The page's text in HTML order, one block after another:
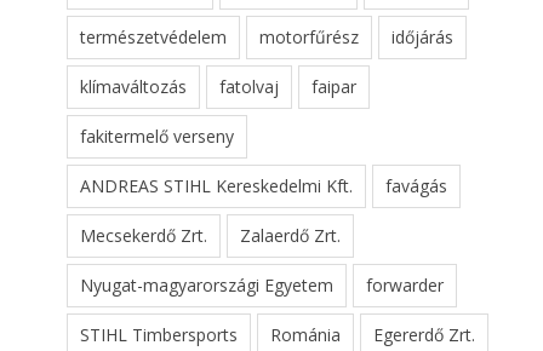
természetvédelem motorfűrész időjárás
klímaváltozás fatolvaj faipar
fakitermelő verseny
ANDREAS STIHL Kereskedelmi Kft. favágás
Mecsekerdő Zrt. Zalaerdő Zrt.
Nyugat-magyarországi Egyetem forwarder
STIHL Timbersports Románia Egererdő Zrt.